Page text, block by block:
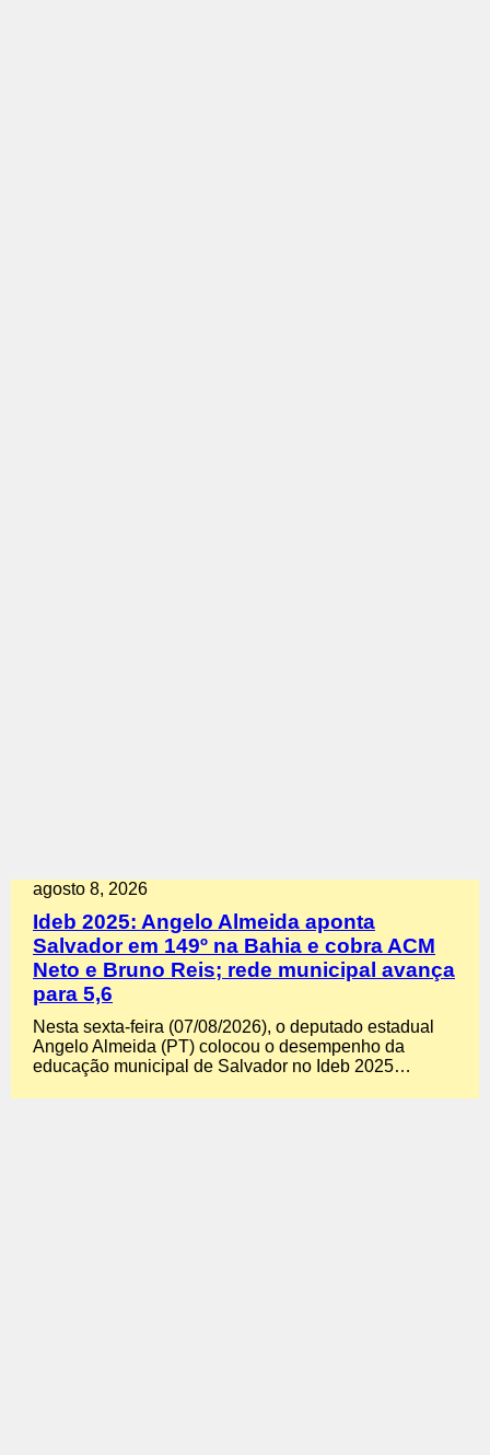
agosto 8, 2026
Ideb 2025: Angelo Almeida aponta
Salvador em 149º na Bahia e cobra ACM
Neto e Bruno Reis; rede municipal avança
para 5,6
Nesta sexta-feira (07/08/2026), o deputado estadual
Angelo Almeida (PT) colocou o desempenho da
educação municipal de Salvador no Ideb 2025…